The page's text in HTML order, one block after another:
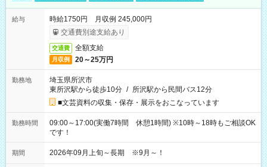
給与
時給1750円 月収例 245,000円
交通費別途支給あり
交通費 全額支給
月収例 20～25万円
勤務地
埼玉県所沢市
東所沢駅から徒歩10分 / 所沢駅から民間バス12分
■文芸資料の収集・保存・展示をおこなっています
勤務時間
09:00～17:00(実働7時間 休憩1時間) ※10時～18時もご相談OK
です！
期間 2026年09月上旬～長期 ※9月～！